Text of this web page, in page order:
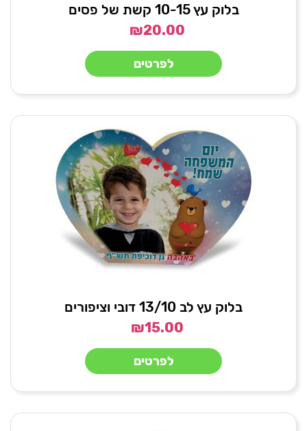
בלוק עץ 10-15 קשת של פסים
₪20.00
לפרטים
בלוק עץ לב 13/10 דובי וציפורים
₪15.00
לפרטים